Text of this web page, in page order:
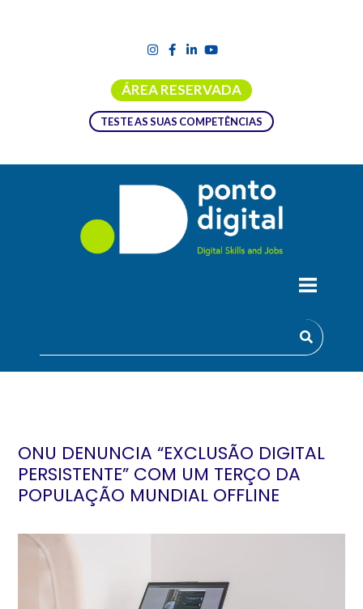
ÁREA RESERVADA
TESTE AS SUAS COMPETÊNCIAS
ONU DENUNCIA “EXCLUSÃO DIGITAL
PERSISTENTE” COM UM TERÇO DA
POPULAÇÃO MUNDIAL OFFLINE